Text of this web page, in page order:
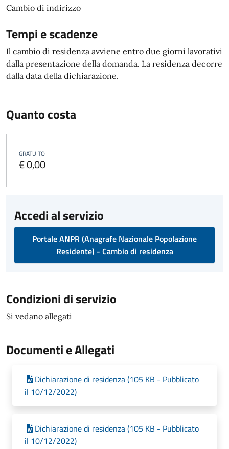
Cambio di indirizzo
Tempi e scadenze
Il cambio di residenza avviene entro due giorni lavorativi
dalla presentazione della domanda. La residenza decorre
dalla data della dichiarazione.
Quanto costa
GRATUITO
€ 0,00
Accedi al servizio
Portale ANPR (Anagrafe Nazionale Popolazione
Residente) - Cambio di residenza
Condizioni di servizio
Si vedano allegati
Documenti e Allegati
Dichiarazione di residenza (105 KB - Pubblicato
il 10/12/2022)
Dichiarazione di residenza (105 KB - Pubblicato
il 10/12/2022)